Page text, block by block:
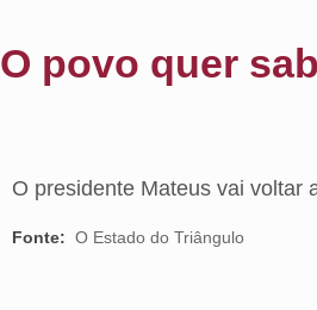
O povo quer
O presidente Mateus vai voltar
Fonte: O Estado do Triângulo